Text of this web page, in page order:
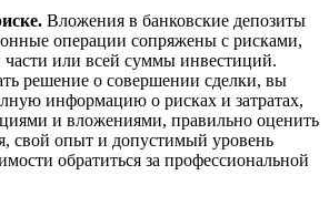
Вложения в банковские депозиты
операции сопряжены с рисками,
части или всей суммы инвестиций.
решение о совершении сделки, вы
информацию о рисках и затратах,
и вложениями, правильно оценить
свой опыт и допустимый уровень
обратиться за профессиональной